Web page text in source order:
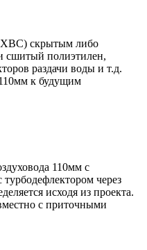
ХВС) скрытым либо
сшитый полиэтилен,
раздачи воды и т.д.
к будущим
110мм с
через
исходя из проекта.
с приточными